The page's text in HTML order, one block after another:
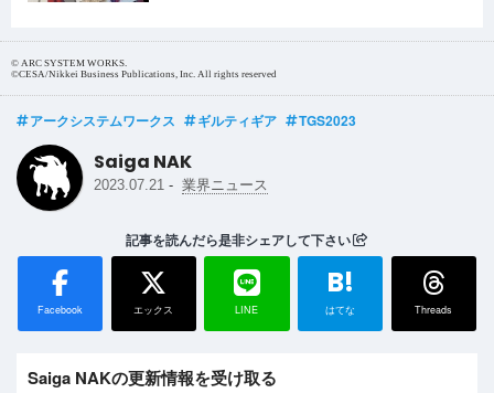
© ARC SYSTEM WORKS.
©CESA/Nikkei Business Publications, Inc. All rights reserved
アークシステムワークス ギルティギア TGS2023
Saiga NAK
2023.07.21 - 業界ニュース
記事を読んだら是非シェアして下さい
Facebook エックス LINE
B!
はてな Threads
Saiga NAKの更新情報を受け取る